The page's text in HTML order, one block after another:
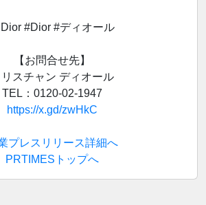
Dior #Dior #ディオール
【お問合せ先】
リスチャン ディオール
TEL：0120-02-1947
https://x.gd/zwHkC
プレスリリース詳細へ
PRTIMESトップへ